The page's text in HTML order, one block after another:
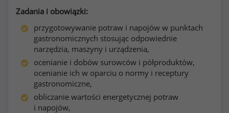
Zadania i obowiązki:
przygotowywanie potraw i napojów w punktach
gastronomicznych stosując odpowiednie
narzędzia, maszyny i urządzenia,
ocenianie i dobów surowców i półproduktów,
ocenianie ich w oparciu o normy i receptury
gastronomiczne,
obliczanie wartości energetycznej potraw
i napojów,